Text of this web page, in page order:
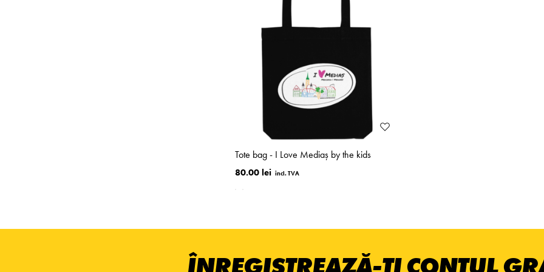
Tote bag - I Love Mediaș by the kids
80.00 lei